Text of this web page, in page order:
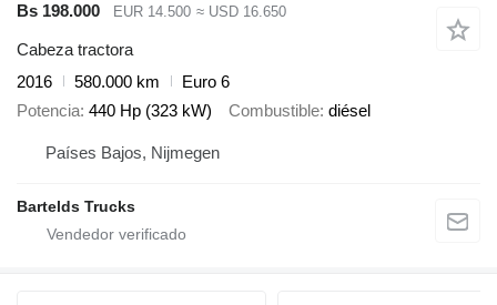
Bs 198.000 EUR 14.500 ≈ USD 16.650
Cabeza tractora
2016
580.000 km
Euro 6
Potencia 440 Hp (323 kW) Combustible diésel
Países Bajos, Nijmegen
Bartelds Trucks